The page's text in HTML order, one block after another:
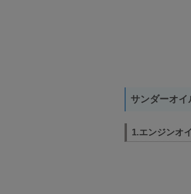
サンダーオイ
1.エンジンオ